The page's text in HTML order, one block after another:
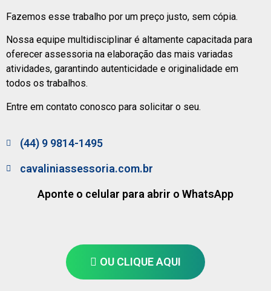
Fazemos esse trabalho por um preço justo, sem cópia.
Nossa equipe multidisciplinar é altamente capacitada para
oferecer assessoria na elaboração das mais variadas
atividades, garantindo autenticidade e originalidade em
todos os trabalhos.
Entre em contato conosco para solicitar o seu.
(44) 9 9814-1495
cavaliniassessoria.com.br
Aponte o celular para abrir o WhatsApp
OU CLIQUE AQUI